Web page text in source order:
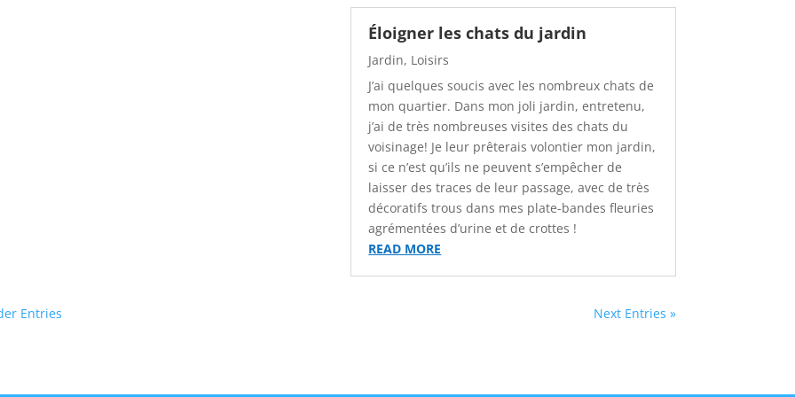
Éloigner les chats du jardin
Jardin, Loisirs
J’ai quelques soucis avec les nombreux chats de
mon quartier. Dans mon joli jardin, entretenu,
j’ai de très nombreuses visites des chats du
voisinage! Je leur prêterais volontier mon jardin,
si ce n’est qu’ils ne peuvent s’empêcher de
laisser des traces de leur passage, avec de très
décoratifs trous dans mes plate-bandes fleuries
agrémentées d’urine et de crottes !
READ MORE
Entries Next Entries »